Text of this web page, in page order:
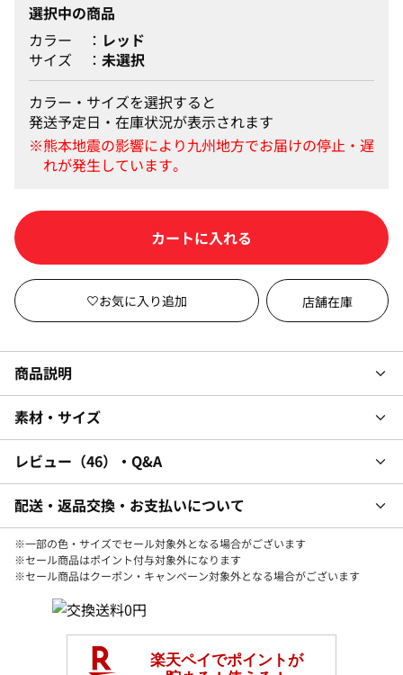
選択中の商品
カラー
レッド
サイズ
未選択
カラー・サイズを選択すると
発送予定日・在庫状況が表示されます
カートに入れる
店舗在庫
商品説明
素材・サイズ
レビュー 46 ・Q&A
配送・返品交換・お支払いについて
※一部の色・サイズでセール対象外となる場合がございます
※セール商品はポイント付与対象外になります
※セール商品はクーポン・キャンペーン対象外となる場合がございます